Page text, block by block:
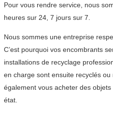
Pour vous rendre service, nous
heures sur 24, 7 jours sur 7.
Nous sommes une entreprise
C’est pourquoi vos encombrants
installations de recyclage
en charge sont ensuite recyclés
également vous acheter des objets
état.